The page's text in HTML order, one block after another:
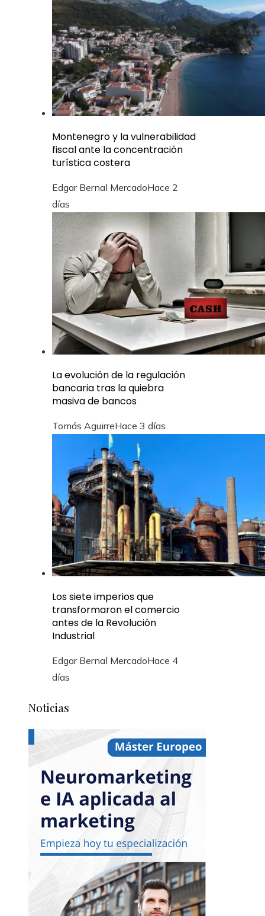
Montenegro y la vulnerabilidad
fiscal ante la concentración
turística costera
Edgar Bernal MercadoHace 2
días
La evolución de la regulación
bancaria tras la quiebra
masiva de bancos
Tomás AguirreHace 3 días
Los siete imperios que
transformaron el comercio
antes de la Revolución
Industrial
Edgar Bernal MercadoHace 4
días
Noticias